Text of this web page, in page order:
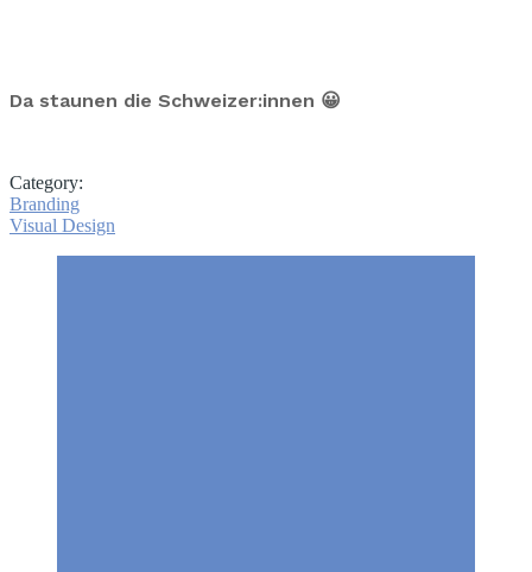
Da staunen die Schweizer:innen 😀
Category:
Branding
Visual Design